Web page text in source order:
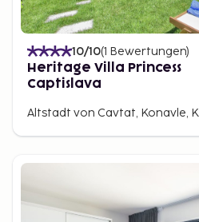
10/10(1 Bewertungen)
Heritage Villa Princess
Captislava
Altstadt von Cavtat, Konavle,